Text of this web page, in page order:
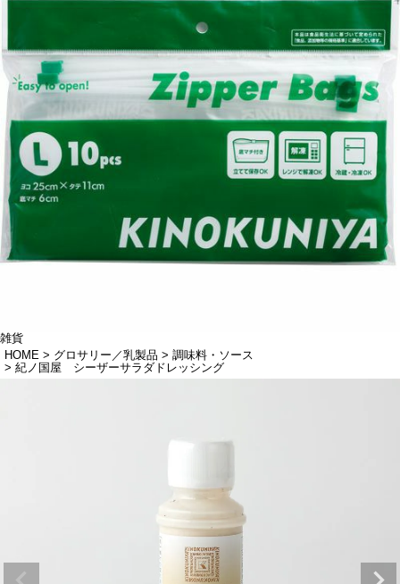
雑貨
HOME
グロサリー／乳製品
調味料・ソース
紀ノ国屋 シーザーサラダドレッシング